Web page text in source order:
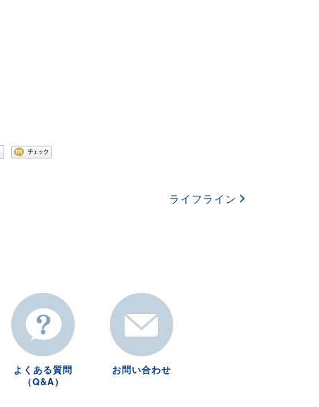
ライフライン
よくある質問
（Q&A）
お問い合わせ